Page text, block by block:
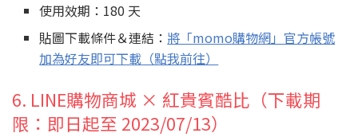
使用效期：180 天
貼圖下載條件＆連結： 將「momo購物網」官方帳號
加為好友即可下載（點我前往）
6. LINE購物商城 × 紅貴賓酷比（下載期
限：即日起至 2023/07/13）